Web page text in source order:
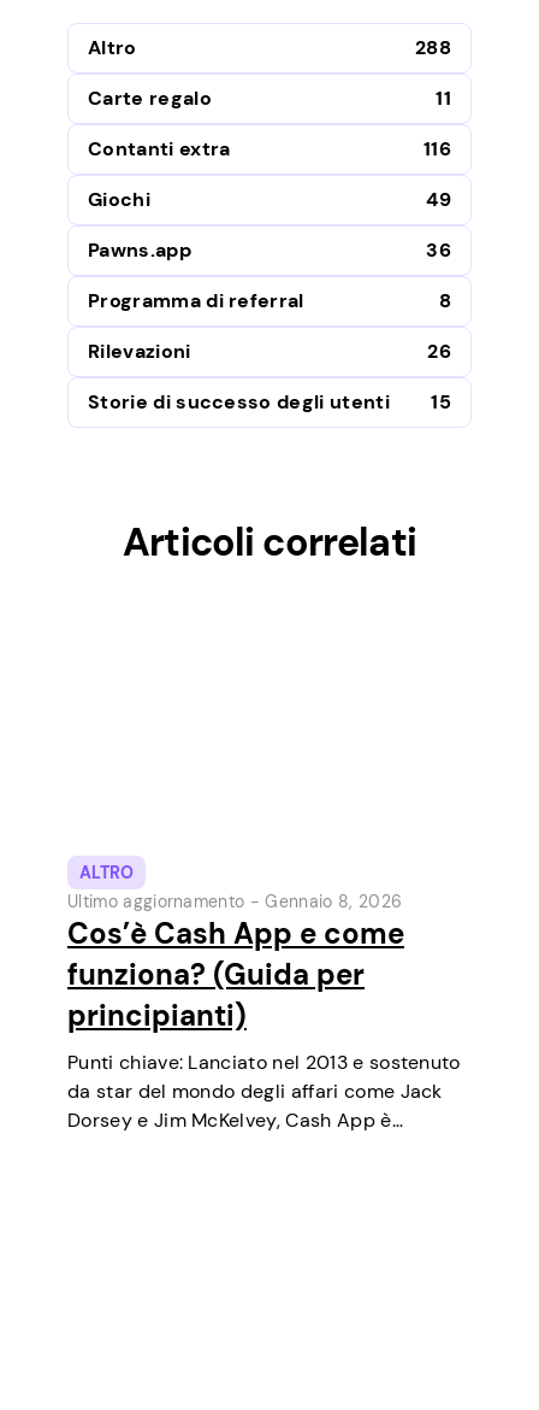
Altro
288
Carte regalo
11
Contanti extra
116
Giochi
49
Pawns.app
36
Programma di referral
8
Rilevazioni
26
Storie di successo degli utenti
15
Articoli correlati
ALTRO
Ultimo aggiornamento -Gennaio 8, 2026
Cos’è Cash App e come
funziona? (Guida per
principianti)
Punti chiave: Lanciato nel 2013 e sostenuto
da star del mondo degli affari come Jack
Dorsey e Jim McKelvey, Cash App è